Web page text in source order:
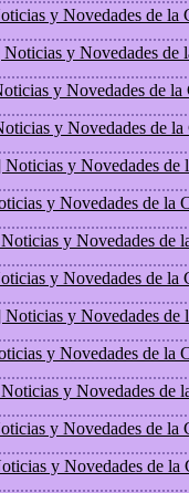
y Novedades de la
y Novedades de
y Novedades de la
y Novedades de
y Novedades de
y Novedades de la
y Novedades de
y Novedades de la
y Novedades de
y Novedades de la
y Novedades de
y Novedades de la
y Novedades de la